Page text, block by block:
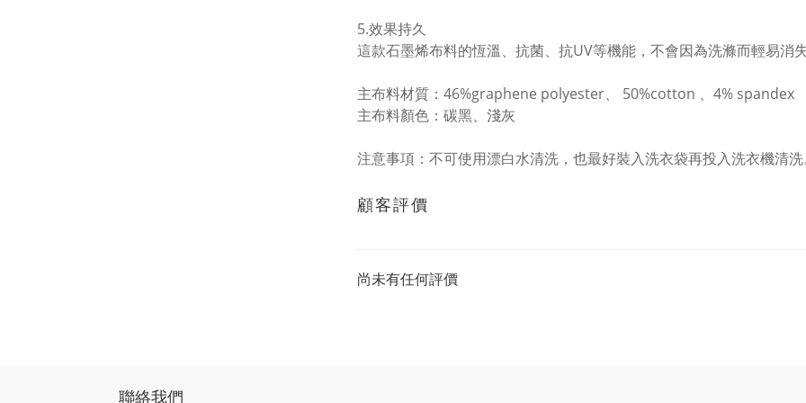
5.效果持久
這款石墨烯布料的恆溫、抗菌、抗UV等機能，不會因為洗滌而輕易消
主布料材質：46%graphene polyester、 50%cotton 、4% spandex
主布料顏色：碳黑、淺灰
注意事項：不可使用漂白水清洗，也最好裝入洗衣袋再投入洗衣機清
顧客評價
尚未有任何評價
聯絡我們